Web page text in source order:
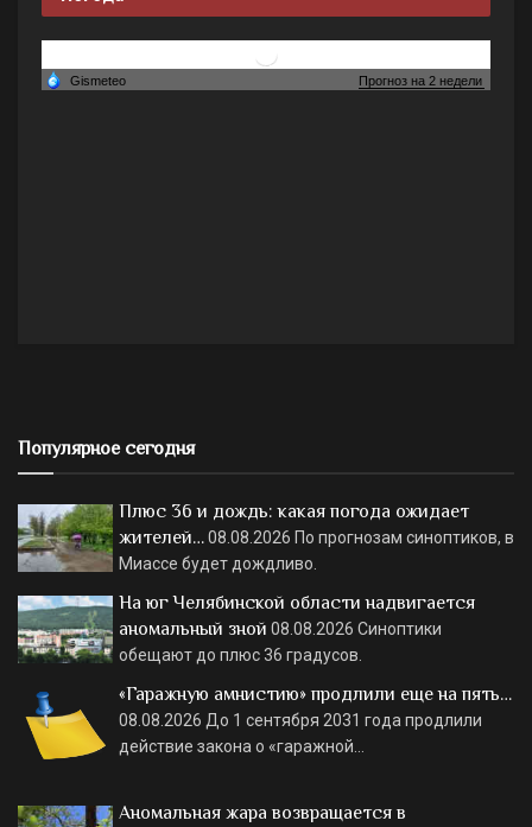
Популярное сегодня
Плюс 36 и дождь: какая погода ожидает
жителей…08.08.2026 По прогнозам синоптиков, в
Миассе будет дождливо.
На юг Челябинской области надвигается
аномальный зной 08.08.2026 Синоптики
обещают до плюс 36 градусов.
«Гаражную амнистию» продлили еще на пять…
08.08.2026 До 1 сентября 2031 года продлили
действие закона о «гаражной…
Аномальная жара возвращается в